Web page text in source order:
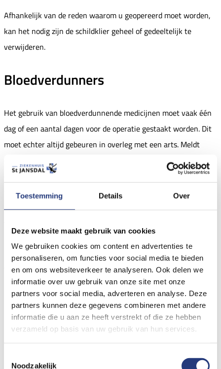
Toestemming Details Over
Deze website maakt gebruik van cookies
We gebruiken cookies om content en advertenties te
personaliseren, om functies voor social media te bieden
en om ons websiteverkeer te analyseren. Ook delen we
informatie over uw gebruik van onze site met onze
partners voor social media, adverteren en analyse. Deze
partners kunnen deze gegevens combineren met andere
informatie die u aan ze heeft verstrekt of die ze hebben
verzameld op basis van uw gebruik van hun services.
Noodzakelijk
Afhankelijk van de reden waarom u geopereerd moet worden,
kan het nodig zijn de schildklier geheel of gedeeltelijk te
verwijderen.
Bloedverdunners
Het gebruik van bloedverdunnende medicijnen moet vaak één
dag of een aantal dagen voor de operatie gestaakt worden. Dit
moet echter altijd gebeuren in overleg met een arts. Meldt
daarom het gebruik van bloedverdunners altijd aan degene die
de operatie uitvoert. Indien u op aanraden van uw arts moet
stoppen met de bloedverdunners en u bent onder behandeling
bij een trombosedienst, dient u contact op te nemen met de
De operatie
We onderscheiden drie soorten operaties:
De totale strumectomie
De schildklier wordt in zijn geheel verwijderd.
De subtotale strumectomie
deel verwijderd.